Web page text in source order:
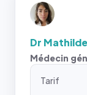
Dr
Médecin
Tarif